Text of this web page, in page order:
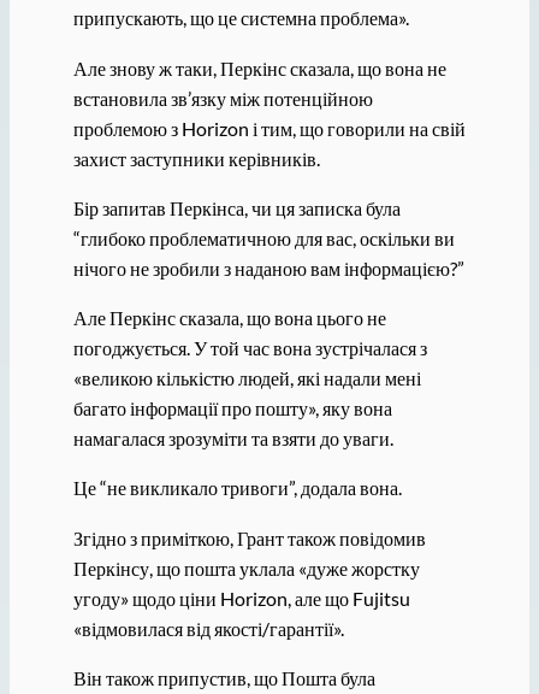
припускають, що це системна проблема».
Але знову ж таки, Перкінс сказала, що вона не
встановила зв’язку між потенційною
проблемою з Horizon і тим, що говорили на свій
захист заступники керівників.
Бір запитав Перкінса, чи ця записка була
“глибоко проблематичною для вас, оскільки ви
нічого не зробили з наданою вам інформацією?”
Але Перкінс сказала, що вона цього не
погоджується. У той час вона зустрічалася з
«великою кількістю людей, які надали мені
багато інформації про пошту», яку вона
намагалася зрозуміти та взяти до уваги.
Це “не викликало тривоги”, додала вона.
Згідно з приміткою, Грант також повідомив
Перкінсу, що пошта уклала «дуже жорстку
угоду» щодо ціни Horizon, але що Fujitsu
«відмовилася від якості/гарантії».
Він також припустив, що Пошта була